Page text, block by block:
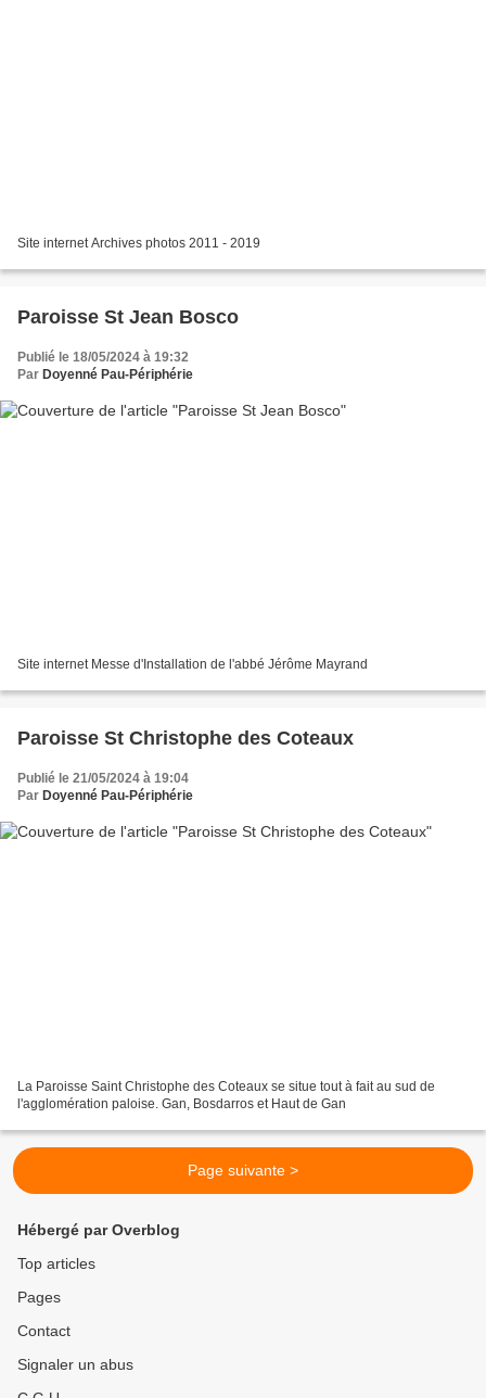
Site internet Archives photos 2011 - 2019
Paroisse St Jean Bosco
Publié le 18/05/2024 à 19:32
Par Doyenné Pau-Périphérie
Site internet Messe d'Installation de l'abbé Jérôme Mayrand
Paroisse St Christophe des Coteaux
Publié le 21/05/2024 à 19:04
Par Doyenné Pau-Périphérie
La Paroisse Saint Christophe des Coteaux se situe tout à fait au sud de
l'agglomération paloise. Gan, Bosdarros et Haut de Gan
Page suivante >
Hébergé par Overblog
Top articles
Pages
Contact
Signaler un abus